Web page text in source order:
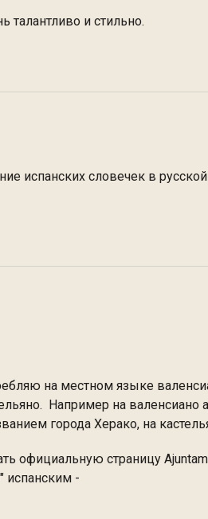
и стильно.
испанских словечек в
на местном языке
Например на валенсиано
города Херако, на
официальную страницу
испанским -